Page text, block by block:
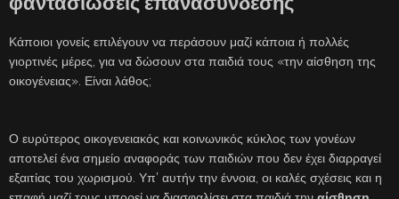
Κάποιοι γονείς επιλέγουν να περάσουν μαζί κάποια ή πολλές
γιορτινές μέρες, για να δώσουν στα παιδιά τους «την αίσθηση της
οικογένειας». Είναι λάθος;
Ο ευρύτερος οικογενειακός και κοινωνικός κύκλος των γονέων
αποτελεί ένα σημείο αναφοράς των παιδιών που δεν έχει διαρραγεί
εξαιτίας του χωρισμού. Υπ’ αυτήν την έννοια, οι καλές σχέσεις και η